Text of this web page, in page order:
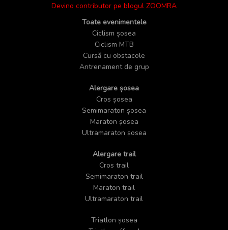
Devino contributor pe blogul ZOOMRA
Toate evenimentele
Ciclism șosea
Ciclism MTB
Cursă cu obstacole
Antrenament de grup
Alergare șosea
Cros șosea
Semimaraton șosea
Maraton șosea
Ultramaraton șosea
Alergare trail
Cros trail
Semimaraton trail
Maraton trail
Ultramaraton trail
Triatlon șosea